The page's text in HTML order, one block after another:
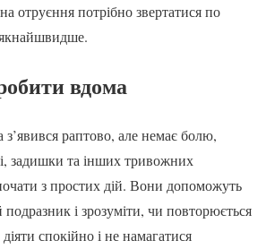
отруєння потрібно звертатися по
вдома
раптово, але немає болю,
задишки та інших тривожних
з простих дій. Вони допоможуть
і зрозуміти, чи повторюється
спокійно і не намагатися